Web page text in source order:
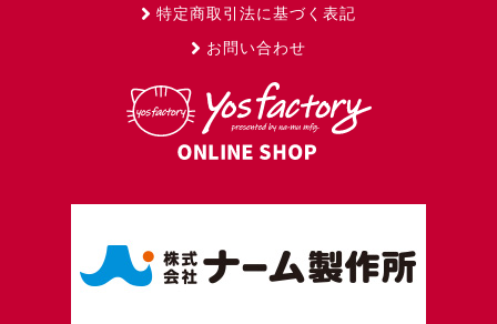
特定商取引法に基づく表記
お問い合わせ